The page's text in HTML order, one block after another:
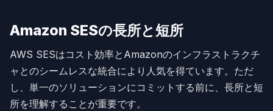
Amazon SESの長所と短所
AWS SESはコスト効率とAmazonのインフラストラクチ
ャとのシームレスな統合により人気を得ています。ただ
し、単一のソリューションにコミットする前に、長所と短
所を理解することが重要です。